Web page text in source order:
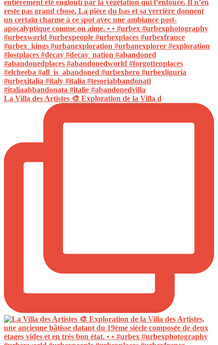
La Villa des Artistes 🎨 Exploration de la Villa d